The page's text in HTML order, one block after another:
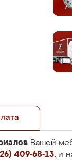
Вашей
409-68-13, и